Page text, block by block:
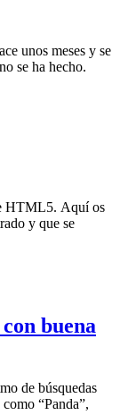
unos meses y se
se ha hecho.
HTML5. Aquí os
y que se
buena
de búsquedas
“Panda”,